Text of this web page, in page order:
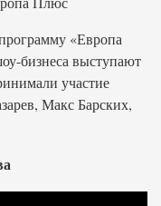
«Европа
бизнеса выступают
участие
Макс Барских,